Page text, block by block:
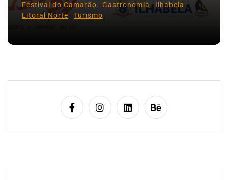
Festival do Camarão
Gastronomia
Ilhabela
Litoral Norte
Turismo